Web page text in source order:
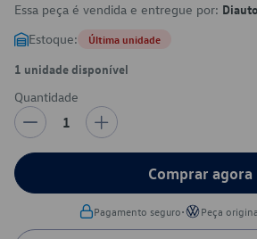
Essa peça é vendida e entregue por: Diauto
Estoque: Última unidade
1 unidade disponível
Quantidade
1
Comprar agora
Pagamento seguro• Peça